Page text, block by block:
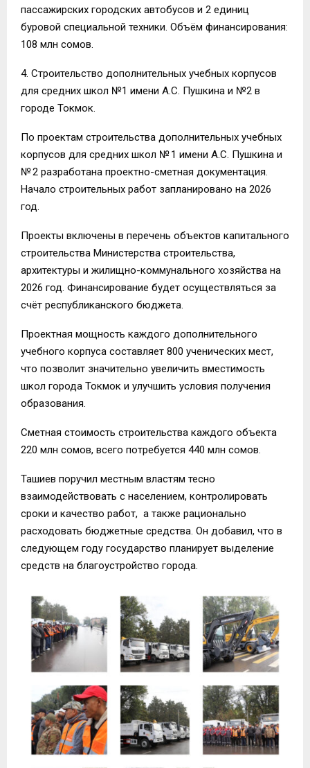
пассажирских городских автобусов и 2 единиц
буровой специальной техники. Объём финансирования:
108 млн сомов.
4. Строительство дополнительных учебных корпусов
для средних школ №1 имени А.С. Пушкина и №2 в
городе Токмок.
По проектам строительства дополнительных учебных
корпусов для средних школ № 1 имени А.С. Пушкина и
№ 2 разработана проектно-сметная документация.
Начало строительных работ запланировано на 2026
год.
Проекты включены в перечень объектов капитального
строительства Министерства строительства,
архитектуры и жилищно-коммунального хозяйства на
2026 год. Финансирование будет осуществляться за
счёт республиканского бюджета.
Проектная мощность каждого дополнительного
учебного корпуса составляет 800 ученических мест,
что позволит значительно увеличить вместимость
школ города Токмок и улучшить условия получения
образования.
Сметная стоимость строительства каждого объекта
220 млн сомов, всего потребуется 440 млн сомов.
Ташиев поручил местным властям тесно
взаимодействовать с населением, контролировать
сроки и качество работ, а также рационально
расходовать бюджетные средства. Он добавил, что в
следующем году государство планирует выделение
средств на благоустройство города.